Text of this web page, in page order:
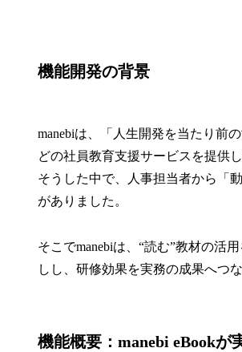
機能開発の背景
manebiは、「人生開発を当たり前
どの社員教育支援サービスを提供
そうした中で、人事担当者から「
がありました。
そこでmanebiは、“読む”教材の活
しし、研修効果を実務の成果へつな
機能概要：manebi eBookが